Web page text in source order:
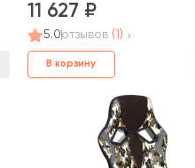
11 627
5.0отзывов (1)
В корзину